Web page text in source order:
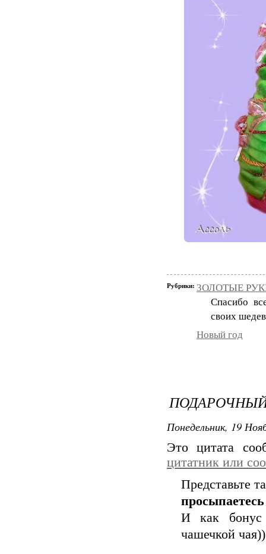
Рубрики: ЗОЛОТЫЕ
Спасибо
своих
Новый год
Понедельник, 19
Это цитата
цитатник или
Представьте
И как бонус
чашечкой чая))